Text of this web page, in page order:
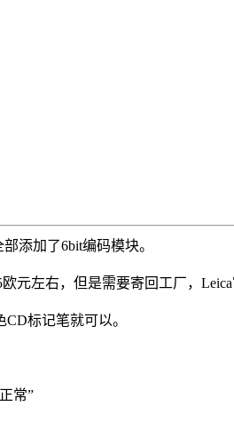
添加了6bit编码模块。
左右，但是需要寄回工厂，Leica
标记笔就可以。
常”